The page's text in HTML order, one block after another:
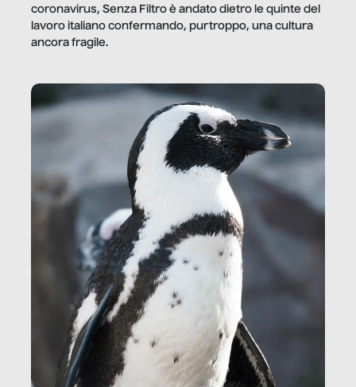
coronavirus, Senza Filtro è andato dietro le quinte del
lavoro italiano confermando, purtroppo, una cultura
ancora fragile.